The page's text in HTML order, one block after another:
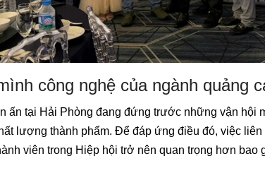
công nghệ của ngành quảng
ấn tại Hải Phòng đang đứng trước những vận hội
lượng thành phẩm. Để đáp ứng điều đó, việc
viên trong Hiệp hội trở nên quan trọng hơn bao